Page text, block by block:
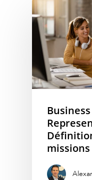
missions